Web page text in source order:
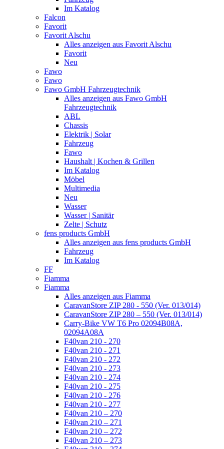
Im Katalog
Falcon
Favorit
Favorit Alschu
Alles anzeigen aus Favorit Alschu
Favorit
Neu
Fawo
Fawo
Fawo GmbH Fahrzeugtechnik
Alles anzeigen aus Fawo GmbH
Fahrzeugtechnik
ABL
Chassis
Elektrik | Solar
Fahrzeug
Fawo
Haushalt | Kochen & Grillen
Im Katalog
Möbel
Multimedia
Neu
Wasser
Wasser | Sanitär
Zelte | Schutz
fens products GmbH
Alles anzeigen aus fens products GmbH
Fahrzeug
Im Katalog
FF
Fiamma
Fiamma
Alles anzeigen aus Fiamma
CaravanStore ZIP 280 - 550 (Ver. 013/014)
CaravanStore ZIP 280 – 550 (Ver. 013/014)
Carry-Bike VW T6 Pro 02094B08A,
02094A08A
F40van 210 - 270
F40van 210 - 271
F40van 210 - 272
F40van 210 - 273
F40van 210 - 274
F40van 210 - 275
F40van 210 - 276
F40van 210 - 277
F40van 210 – 270
F40van 210 – 271
F40van 210 – 272
F40van 210 – 273